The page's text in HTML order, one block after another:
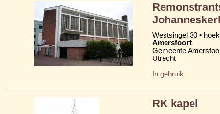
Westsingel 30 •
Amersfoort
Gemeente
Utrecht
In gebruik
RK kapel